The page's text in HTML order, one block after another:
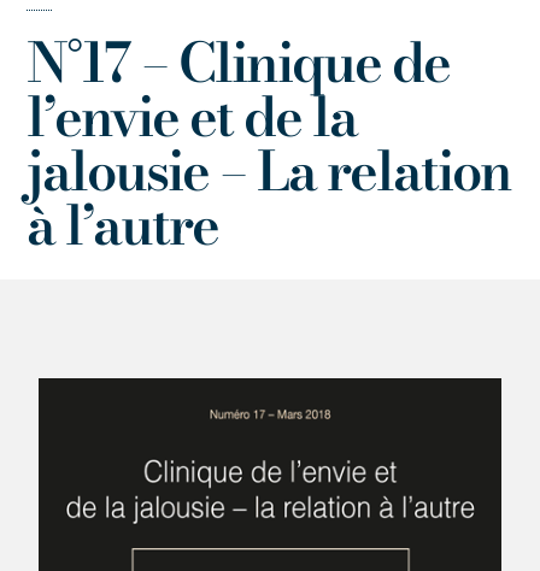
N°17 – Clinique de
l’envie et de la
jalousie – La relation
à l’autre